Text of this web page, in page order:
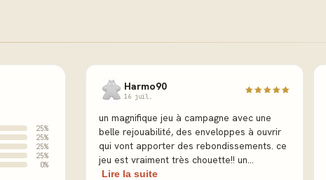
25%
25%
25%
25%
0%
Harmo90
16 juil.
un magnifique jeu à campagne avec une
belle rejouabilité, des enveloppes à ouvrir
qui vont apporter des rebondissements. ce
jeu est vraiment très chouette!! un...
Lire la suite